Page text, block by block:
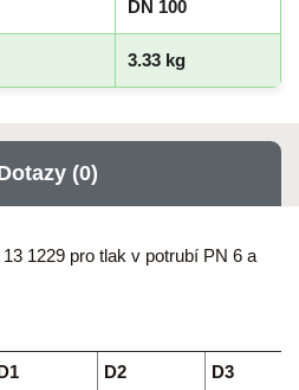
DN 100
3.33 kg
(0)
1229 pro tlak v potrubí PN 6 a
D2 D3